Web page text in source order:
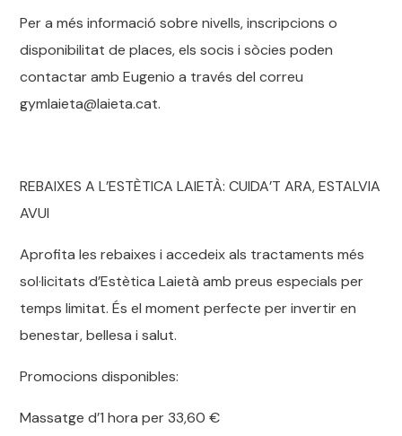
Per a més informació sobre nivells, inscripcions o
disponibilitat de places, els socis i sòcies poden
contactar amb Eugenio a través del correu
gymlaieta@laieta.cat.
REBAIXES A L’ESTÈTICA LAIETÀ: CUIDA’T ARA, ESTALVIA
AVUI
Aprofita les rebaixes i accedeix als tractaments més
sol·licitats d’Estètica Laietà amb preus especials per
temps limitat. És el moment perfecte per invertir en
benestar, bellesa i salut.
Promocions disponibles:
Massatge d’1 hora per 33,60 €